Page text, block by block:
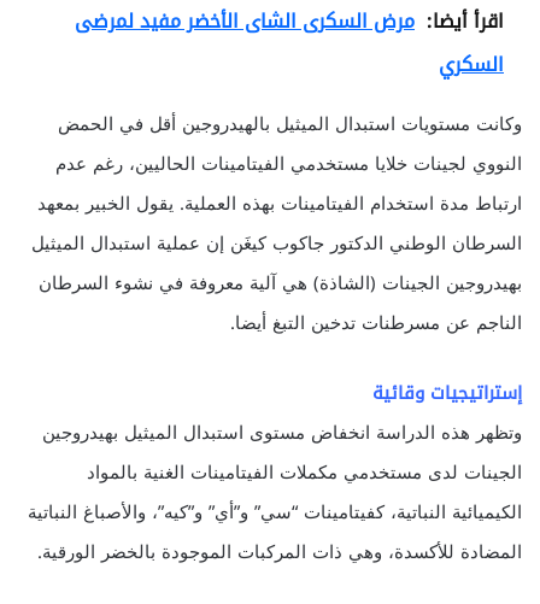
اقرأ أيضا: مرض السكرى الشاى الأخضر مفيد لمرضى
السكري
وكانت مستويات استبدال الميثيل بالهيدروجين أقل في الحمض
النووي لجينات خلايا مستخدمي الفيتامينات الحاليين، رغم عدم
ارتباط مدة استخدام الفيتامينات بهذه العملية. يقول الخبير بمعهد
السرطان الوطني الدكتور جاكوب كيغَن إن عملية استبدال الميثيل
بهيدروجين الجينات (الشاذة) هي آلية معروفة في نشوء السرطان
الناجم عن مسرطنات تدخين التبغ أيضا.
إستراتيجيات وقائية
وتظهر هذه الدراسة انخفاض مستوى استبدال الميثيل بهيدروجين
الجينات لدى مستخدمي مكملات الفيتامينات الغنية بالمواد
الكيميائية النباتية، كفيتامينات “سي” و”أي” و”كيه”، والأصباغ النباتية
المضادة للأكسدة، وهي ذات المركبات الموجودة بالخضر الورقية.